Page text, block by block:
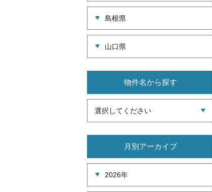
島根県
山口県
物件名から探す
選択してください
月別アーカイブ
2026年